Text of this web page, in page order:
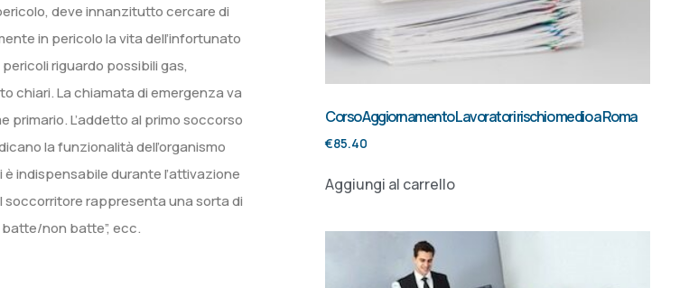
deve innanzitutto cercare di
in pericolo la vita dell’infortunato
riguardo possibili gas,
chiari. La chiamata di emergenza va
L’addetto al primo soccorso
la funzionalità dell’organismo
indispensabile durante l’attivazione
soccorritore rappresenta una sorta di
batte/non batte”, ecc.
Corso Aggiornamento Lavoratori rischio medio a Roma
€85.40
Aggiungi al carrello